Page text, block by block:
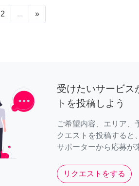
2 ... »
受けたいサービス
トを投稿しよう
ご希望内容、エリア、
クエストを投稿すると
サポーターから応募が
リクエストをする